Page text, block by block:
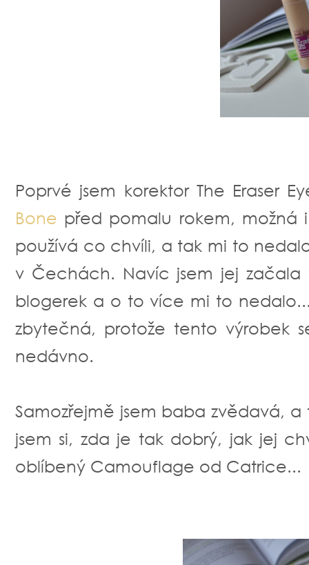
Poprvé jsem korektor The Eraser
Bone před pomalu rokem, možná
používá co chvíli, a tak mi to
v Čechách. Navíc jsem jej
blogerek a o to více mi to
zbytečná, protože tento výrobek
nedávno.
Samozřejmě jsem baba zvědavá,
jsem si, zda je tak dobrý, jak jej
oblíbený Camouflage od Catrice...